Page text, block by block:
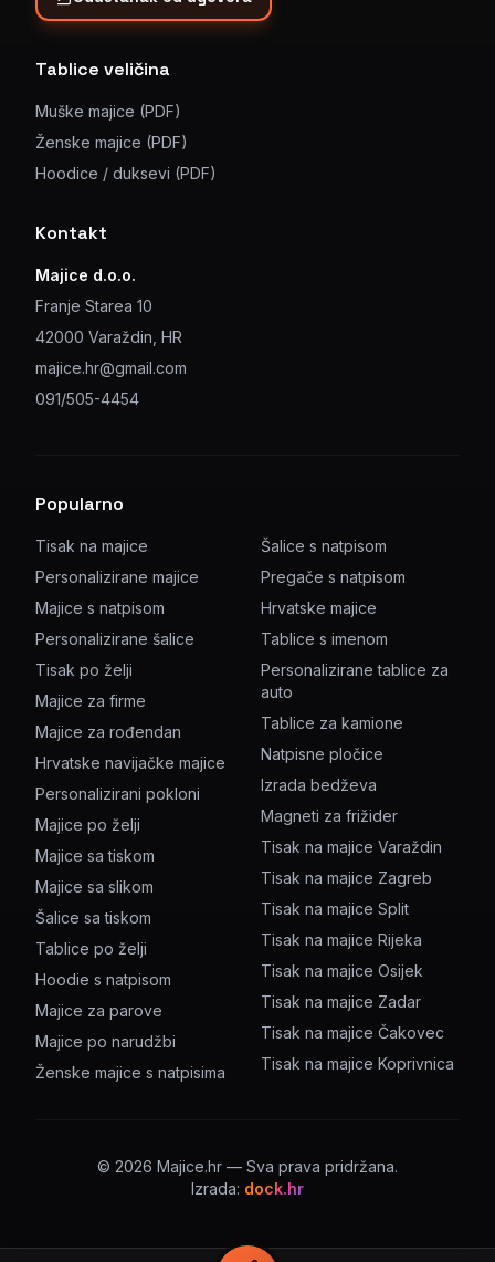
Tablice veličina
Muške majice (PDF)
Ženske majice (PDF)
Hoodice / duksevi (PDF)
Kontakt
Majice d.o.o.
Franje Starea 10
42000 Varaždin, HR
majice.hr@gmail.com
091/505-4454
Popularno
Tisak na majice
Personalizirane majice
Majice s natpisom
Personalizirane šalice
Tisak po želji
Majice za firme
Majice za rođendan
Hrvatske navijačke majice
Personalizirani pokloni
Majice po želji
Majice sa tiskom
Majice sa slikom
Šalice sa tiskom
Tablice po želji
Hoodie s natpisom
Majice za parove
Majice po narudžbi
Ženske majice s natpisima
Šalice s natpisom
Pregače s natpisom
Hrvatske majice
Tablice s imenom
Personalizirane tablice za
auto
Tablice za kamione
Natpisne pločice
Izrada bedževa
Magneti za frižider
Tisak na majice Varaždin
Tisak na majice Zagreb
Tisak na majice Split
Tisak na majice Rijeka
Tisak na majice Osijek
Tisak na majice Zadar
Tisak na majice Čakovec
Tisak na majice Koprivnica
© 2026 Majice.hr — Sva prava pridržana.
Izrada: dock.hr